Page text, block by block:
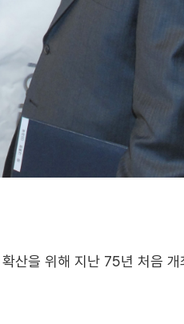
산을 위해 지난 75년 처음 개